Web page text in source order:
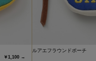
￥1,100 →
ルアエフラウンドポーチ